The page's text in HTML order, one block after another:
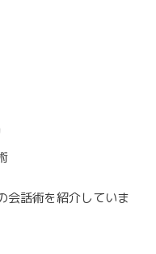
会話術を紹介していま